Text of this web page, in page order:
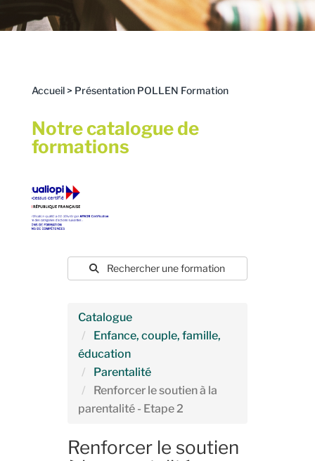
Accueil> Présentation POLLEN Formation
Notre catalogue de
formations
Rechercher une formation
Catalogue
Enfance, couple, famille,
éducation
Parentalité
Renforcer le soutien à la
parentalité - Etape 2
Renforcer le soutien